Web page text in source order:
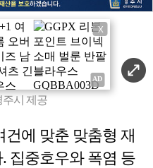
X
시 제공
에 맞춘 맞춤형 재
집중호우와 폭염 등